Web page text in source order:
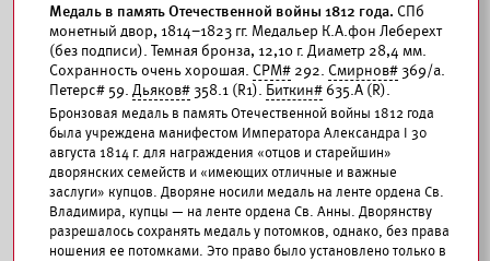
Медаль в память Отечественной войны 1812 года. СПб
монетный двор, 1814–1823 гг. Медальер К.А.фон Леберехт
(без подписи). Темная бронза, 12,10 г. Диаметр 28,4 мм.
Сохранность очень хорошая. СРМ# 292. Смирнов#369/а.
Петерс# 59. Дьяков#358.1 (R1). Биткин# 635.А (R).
Бронзовая медаль в память Отечественной войны 1812 года
была учреждена манифестом Императора Александра I 30
августа 1814 г. для награждения «отцов и старейшин»
дворянских семейств и «имеющих отличные и важные
заслуги» купцов. Дворяне носили медаль на ленте ордена Св.
Владимира, купцы — на ленте ордена Св. Анны. Дворянству
разрешалось сохранять медаль у потомков, однако, без права
ношения ее потомками. Это право было установлено только в